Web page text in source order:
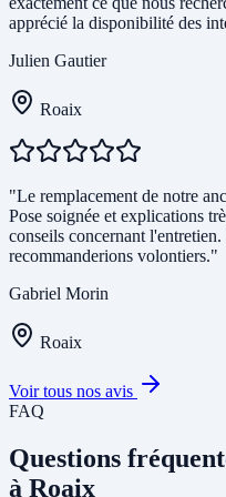
apprécié la disponibilité des
Julien Gautier
Roaix
"Le remplacement de notre
Pose soignée et explications
conseils concernant
recommanderions volontiers."
Gabriel Morin
Roaix
Voir tous nos avis
FAQ
Questions
à Roaix